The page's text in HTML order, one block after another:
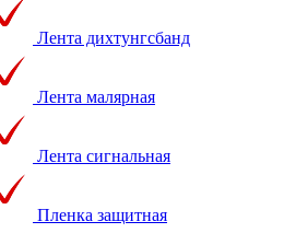
Лента дихтунгсбанд
Лента малярная
Лента сигнальная
Пленка защитная